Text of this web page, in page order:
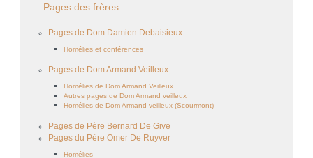
Pages des frères
Pages de Dom Damien Debaisieux
Homélies et conférences
Pages de Dom Armand Veilleux
Homélies de Dom Armand Veilleux
Autres pages de Dom Armand veilleux
Homélies de Dom Armand veilleux (Scourmont)
Pages de Père Bernard De Give
Pages du Père Omer De Ruyver
Homélies